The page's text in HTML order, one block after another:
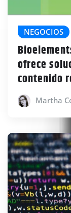
NEGOCIOS
ofrece
contenido
Martha